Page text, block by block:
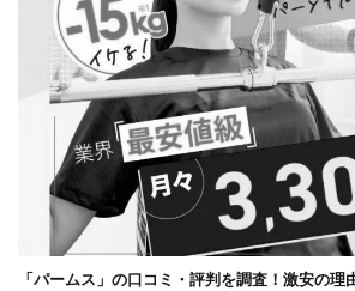
「パームス」の口コミ・評判を調査！激安の理